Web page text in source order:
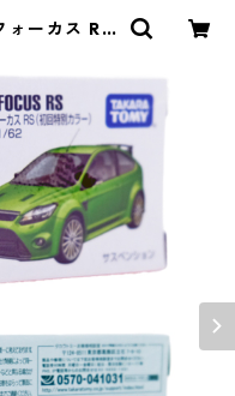
ォーカス RS